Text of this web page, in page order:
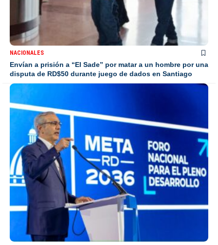
NACIONALES
Envían a prisión a “El Sade” por matar a un hombre por una
disputa de RD$50 durante juego de dados en Santiago